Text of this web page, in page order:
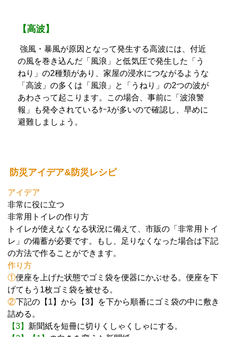
【高波】
強風・暴風が原因となって発生する高波には、付近
の風を巻き込んだ「風浪」と低気圧で発生した「う
ねり」の2種類があり、家屋の浸水につながるような
「高波」の多くは「風浪」と「うねり」の2つの波が
あわさって起こります。この場合、事前に「波浪警
報」も発令されているｹｰｽが多いので確認し、早めに
避難しましょう。
防災アイデア&防災レシピ
アイデア
非常に役に立つ
非常用トイレの作り方
トイレが使えなくなる状況に備えて、市販の「非常用トイ
レ」の備蓄が必要です。もし、足りなくなった場合は下記
の方法で作ることができます。
作り方
①便座を上げた状態でゴミ袋を便器にかぶせる。便座を下
げてもう1枚ゴミ袋を被せる。
②下記の【1】から【3】を下から順番にゴミ袋の中に敷き
詰める。
【3】 新聞紙を短冊に切りくしゃくしゃにする。